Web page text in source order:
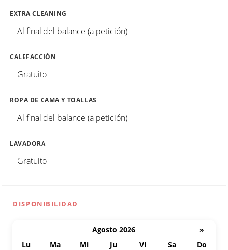
EXTRA CLEANING
Al final del balance (a petición)
CALEFACCIÓN
Gratuito
ROPA DE CAMA Y TOALLAS
Al final del balance (a petición)
LAVADORA
Gratuito
DISPONIBILIDAD
Agosto 2026
»
Lu
Ma Mi Ju Vi Sa
Do